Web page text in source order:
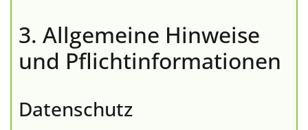
3. Allgemeine Hinweise
und Pflicht­informationen
Datenschutz